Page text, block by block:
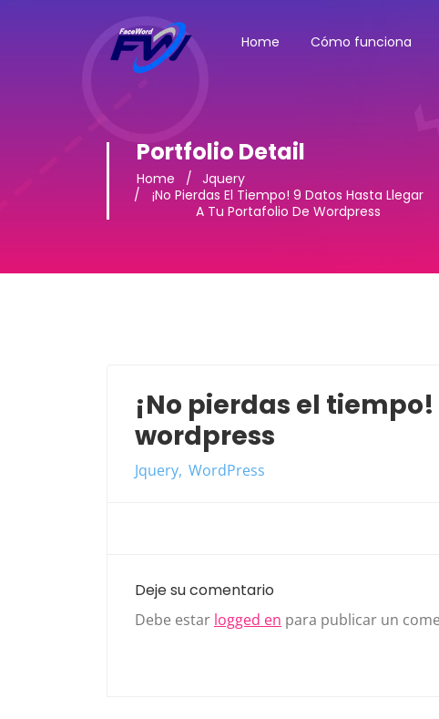
Home Cómo funciona
Portfolio Detail
Home
Jquery
¡No Pierdas El Tiempo! 9 Datos Hasta Llegar
A Tu Portafolio De Wordpress
¡No pierdas el
wordpress
Jquery WordPress
Deje su comentario
Debe estar logged en para publicar un